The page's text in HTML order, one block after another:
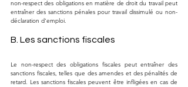
non-respect des obligations en matière de droit du travail peut
entraîner des sanctions pénales pour travail dissimulé ou non-
déclaration d'emploi.
B. Les sanctions fiscales
Le non-respect des obligations fiscales peut entraîner des
sanctions fiscales, telles que des amendes et des pénalités de
retard. Les sanctions fiscales peuvent être infligées en cas de